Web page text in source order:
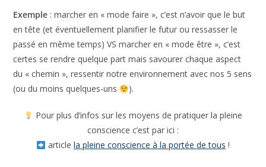
en tête (et éventuellement planifier le futur ou ressasser le
passé en même temps) VS marcher en « mode être », c’est
certes se rendre quelque part mais savourer chaque aspect
du « chemin », ressentir notre environnement avec nos 5 sens
(ou du moins quelques-uns
).
conscience c’est par ici :
la pleine conscience à la portée de tous